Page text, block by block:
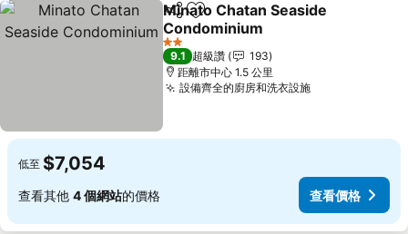
分享 加入我的最愛
Minato Chatan Seaside
Condominium
查看價格
2 星級
9.1 超級讚
193
距離市中心 1.5 公里
設備齊全的廚房和洗衣設施查看價格
低至 $7,054
查看其他 4 個網站的價格 查看價格